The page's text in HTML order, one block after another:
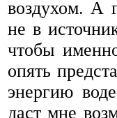
воздухом. А
не в
чтобы
опять
энергию
даст мне